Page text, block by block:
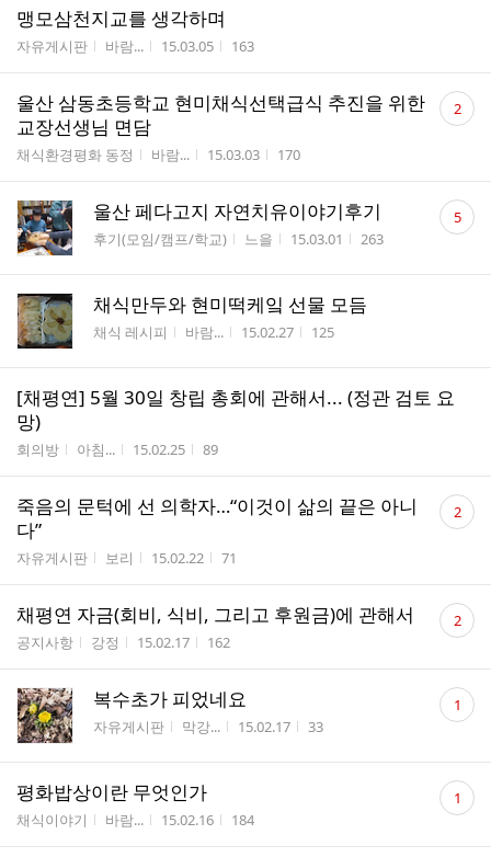
맹모삼천지교를 생각하며
게시판명
자유게시판 작성자
바람... 작성시간
15.03.05 조회수
163
울산 삼동초등학교 현미채식선택급식 추진을 위한
교장선생님 면담
게시판명
채식환경평화 동정 작성자
바람... 작성시간
15.03.03 조회수
170
댓
글 2
울산 페다고지 자연치유이야기후기
게시판명
후기(모임/캠프/학교) 작성자
느을 작성시간
15.03.01 조회수
263
댓
글 5
채식만두와 현미떡케잌 선물 모듬
게시판명
채식 레시피 작성자
바람... 작성시간
15.02.27 조회수
125
[채평연] 5월 30일 창립 총회에 관해서... (정관 검토 요
망)
게시판명
회의방 작성자
아침... 작성시간
15.02.25 조회수
89
죽음의 문턱에 선 의학자…“이것이 삶의 끝은 아니
다”
게시판명
자유게시판 작성자
보리 작성시간
15.02.22 조회수
71
댓
글 2
채평연 자금(회비, 식비, 그리고 후원금)에 관해서
게시판명
공지사항 작성자
강정 작성시간
15.02.17 조회수
162
댓
글 2
복수초가 피었네요
게시판명
자유게시판 작성자
막강... 작성시간
15.02.17 조회수
33
댓
글 1
평화밥상이란 무엇인가
게시판명
채식이야기 작성자
바람... 작성시간
15.02.16 조회수
184
댓
글 1